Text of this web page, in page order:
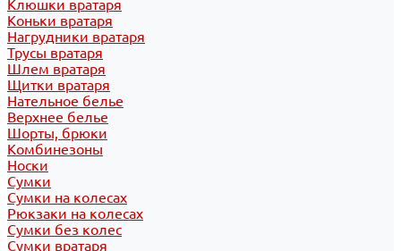
Клюшки вратаря
Коньки вратаря
Нагрудники вратаря
Трусы вратаря
Шлем вратаря
Щитки вратаря
Нательное белье
Верхнее белье
Шорты, брюки
Комбинезоны
Носки
Сумки
Сумки на колесах
Рюкзаки на колесах
Сумки без колес
Сумки вратаря